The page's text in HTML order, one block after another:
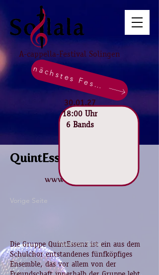
A-cappella-Festival Solingen
30.01.27
18:00 Uhr
6 Bands
nächstes Festival
QuintEssenz
www.5-essenz.net
Vorige Seite
Die Gruppe QuintEssenz ist ein aus dem
Schulchor entstandenes fünfköpfiges
Ensemble, das vor allem von der
Nächste Seite